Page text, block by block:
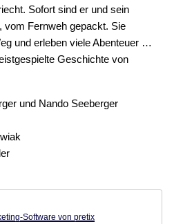
Sofort sind er und sein
vom Fernweh gepackt. Sie
und erleben viele Abenteuer …
Geschichte von
und Nando Seeberger
Software von pretix